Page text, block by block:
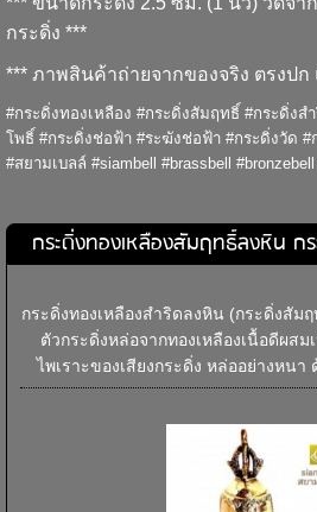
กระดิ่ง ***
*** ภาพสินค้าถ่ายจากของจริง ตรงป
#กระดิ่งทองเหลือง #กระดิ่งสัมฤทธิ์ #กระดิ่งส
โพธิ์ #กระดิ่งช่อฟ้า #ระฆังช่อฟ้า #กระดิ่งวัด
#สยามเบลล์ #siambell #brassbell #bronzebell
กระดิ่งทองเหลืองสัมฤทธิ์ลงหิน กร
กระดิ่งทองเหลืองสำริดลงหิน (กระดิ่งสัม
ตัวกระดิ่งหล่อจากทองเหลืองเนื้อดีผส
ไพเราะของเสียงกระดิ่ง หล่ออย่างหน